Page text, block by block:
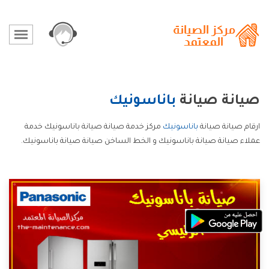
صيانة صيانة باناسونيك
ارقام صيانة صيانة باناسونيك مركز خدمة صيانة صيانة باناسونيك خدمة
عملاء صيانة صيانة باناسونيك و الخط الساخن صيانة صيانة باناسونيك.